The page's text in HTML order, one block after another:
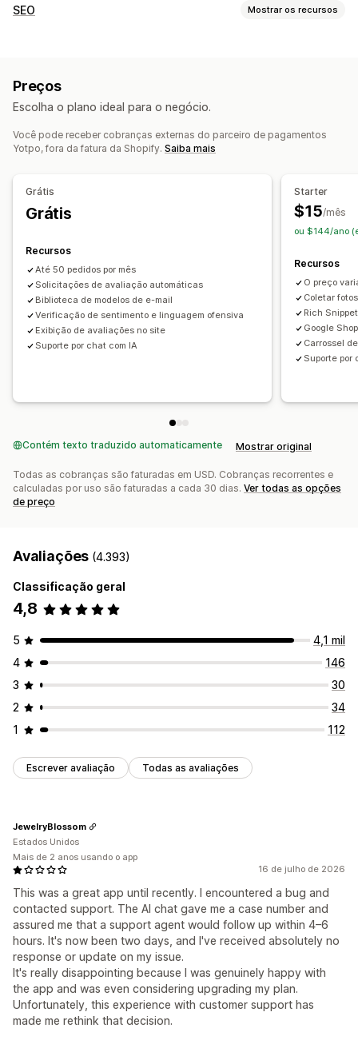
Opções de exibição
Página de todas as avaliações
Resumos de avaliações
Filtragem
Maneiras de obter avaliações
Promoções
Migração de avaliações
SEO Mostrar os recursos
Esquemas
Automações
Monitoramento de desempenho
Acompanhamento de conversões
Preços
Escolha o plano ideal para o negócio.
Você pode receber cobranças externas do parceiro de pagamentos
Yotpo, fora da fatura da Shopify. Saiba mais
Grátis
Grátis
Recursos
Até 50 pedidos por mês
Solicitações de avaliação automáticas
Biblioteca de modelos de e-mail
Verificação de sentimento e linguagem ofensiva
Exibição de avaliações no site
Suporte por chat com IA
Starter
$15/mês
ou $144/ano
Recursos
O preço
Coletar
Rich
Google
Carrossel
Suporte por
Contém texto traduzido automaticamente Mostrar original
Todas as cobranças são faturadas em USD. Cobranças recorrentes e
calculadas por uso são faturadas a cada 30 dias. Ver todas as opções
de preço
Avaliações (4.393)
Classificação geral
4,8
5
4,1 mil
4
146
3
30
2
34
1
112
Escrever avaliação Todas as avaliações
16 de julho de 2026
This was a great app until recently. I encountered a bug and
contacted support. The AI chat gave me a case number and
assured me that a support agent would follow up within 4–6
hours. It's now been two days, and I've received absolutely no
response or update on my issue.
It's really disappointing because I was genuinely happy with
the app and was even considering upgrading my plan.
Unfortunately, this experience with customer support has
made me rethink that decision.
JewelryBlossom
Estados Unidos
Mais de 2 anos usando o app